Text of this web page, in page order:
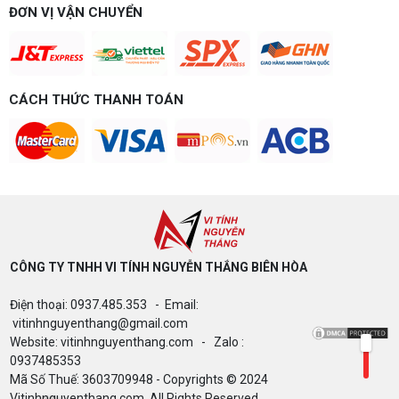
theo đúng ngân sách.
Build PC Gaming theo ngân sách từ 10
Build PC gaming theo ngân sách từ 10-40 triệu:
Intel/AMD và tránh sai tương thích. Tư vấn miễn
phí tại Vi tính Nguyễn Thắng.
PLUS – NHẬN VOUCHER ĐẾN 800K
quyền ( Vi tính Nguyễn Thắng)
Bảng giá Cài Đặt WinDow Trial Phần
ĐƠN VỊ VẬN CHUYỂN
CÁCH THỨC THANH TOÁN
CÔNG TY TNHH VI TÍNH NGUYỄN THẮNG BIÊN HÒA​
Điện thoại: 0937.485.353 - Email:
vitinhnguyenthang@gmail.com
Website: vitinhnguyenthang.com - Zalo :
0937485353
Mã Số Thuế: 3603709948 - Copyrights © 2024